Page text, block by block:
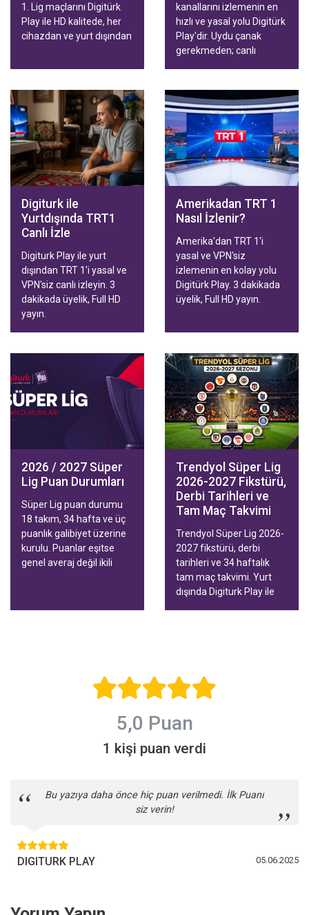
1. Lig maçlarını Digitürk
Play ile HD kalitede, her
cihazdan ve yurt dışından
kanallarını izlemenin en
hızlı ve yasal yolu Digitürk
Play'dir. Uydu çanak
gerekmeden; canlı
maçları Smart TV,
telefon, tablet ve
bilgisayardan HD kalitede
izlenir. Aile ve Spor
paketleriyle hızlı
aktivasyon.
Digiturk ile
Yurtdışında TRT1
Canlı İzle
Digiturk Play ile yurt
dışından TRT 1'i yasal ve
VPN'siz canlı izleyin. 3
dakikada üyelik, Full HD
yayın.
Amerikadan TRT 1
Nasıl İzlenir?
Amerika'dan TRT 1'i
yasal ve VPN'siz
izlemenin en kolay yolu
Digitürk Play. 3 dakikada
üyelik, Full HD yayın.
2026 / 2027 Süper
Lig Puan Durumları
Süper Lig puan durumu
18 takım, 34 hafta ve üç
puanlık galibiyet üzerine
kurulu. Puanlar eşitse
genel averaj değil ikili
Trendyol Süper Lig
2026-2027 Fikstürü,
Derbi Tarihleri ve
Tam Maç Takvimi
Trendyol Süper Lig 2026-
2027 fikstürü, derbi
tarihleri ve 34 haftalık
tam maç takvimi. Yurt
dışında Digiturk Play ile
5,0 Puan
1 kişi puan verdi
Bu yazıya daha önce hiç puan verilmedi. İlk Puanı
siz verin!
05.06.2025
DIGITURK PLAY